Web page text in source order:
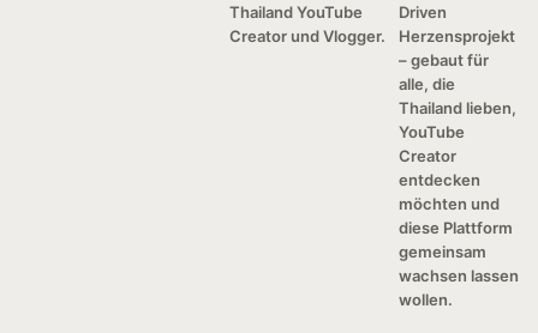
Thailand YouTube
Creator und Vlogger.
Driven
Herzensprojekt
– gebaut für
alle, die
Thailand lieben,
YouTube
Creator
entdecken
möchten und
diese Plattform
gemeinsam
wachsen lassen
wollen.